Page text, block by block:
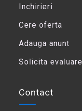
Inchirieri
Cere oferta
Adauga anunt
Solicita evaluare
Contact